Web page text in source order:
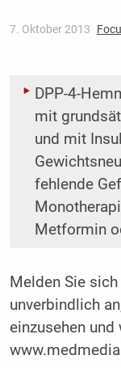
7. Oktober 2013
DPP-4-
mit
und mit
fehlende
Metformin
Melden Sie
unverbindlich
einzusehen und